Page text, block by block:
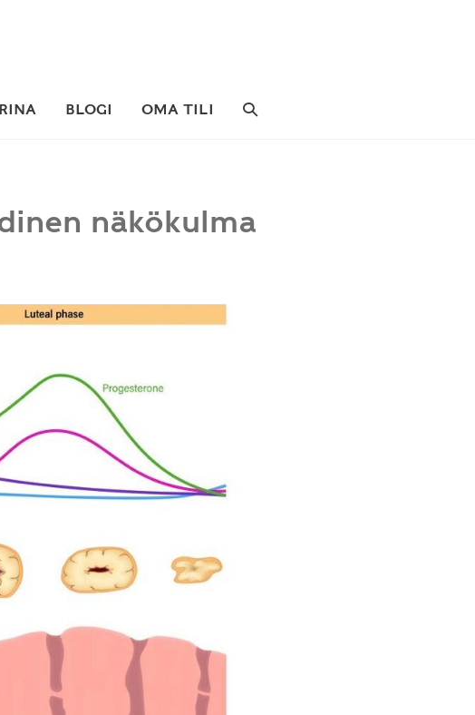
BLOGI OMA TILI
SEARCH
näkökulma